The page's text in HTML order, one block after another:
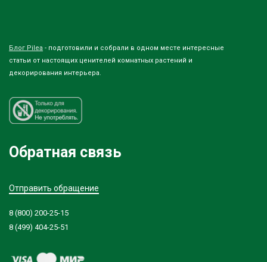
Блог Pilea - подготовили и собрали в одном месте интересные
статьи от настоящих ценителей комнатных растений и
декорирования интерьера.
Обратная связь
Отправить обращение
8 (800) 200-25-15
8 (499) 404-25-51